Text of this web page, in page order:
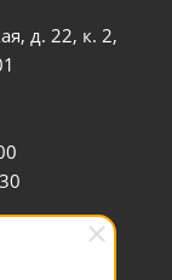
д. 22, к. 2,